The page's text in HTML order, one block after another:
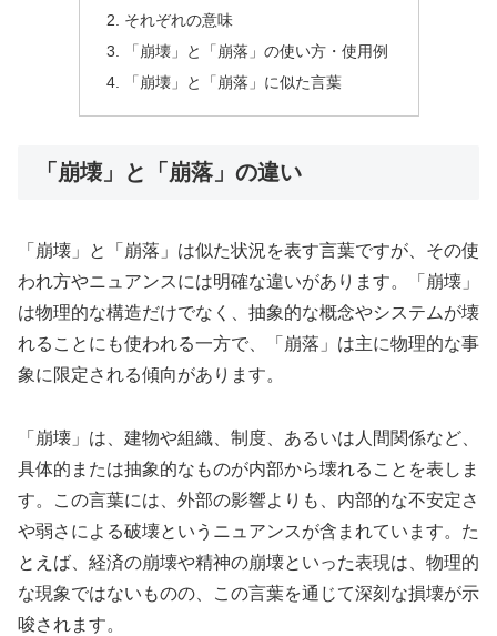
それぞれの意味
「崩壊」と「崩落」の使い方・使用例
「崩壊」と「崩落」に似た言葉
「崩壊」と「崩落」の違い
「崩壊」と「崩落」は似た状況を表す言葉ですが、その使
われ方やニュアンスには明確な違いがあります。「崩壊」
は物理的な構造だけでなく、抽象的な概念やシステムが壊
れることにも使われる一方で、「崩落」は主に物理的な事
象に限定される傾向があります。
「崩壊」は、建物や組織、制度、あるいは人間関係など、
具体的または抽象的なものが内部から壊れることを表しま
す。この言葉には、外部の影響よりも、内部的な不安定さ
や弱さによる破壊というニュアンスが含まれています。た
とえば、経済の崩壊や精神の崩壊といった表現は、物理的
な現象ではないものの、この言葉を通じて深刻な損壊が示
唆されます。